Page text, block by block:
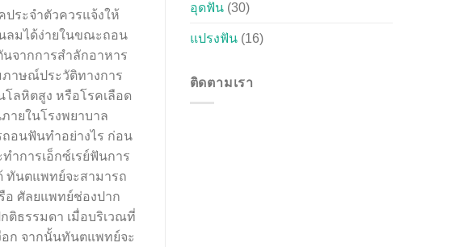
ระจำตัวควรแจ้งให้
ลมได้ง่ายในขณะถอน
จากการสำลักอาหาร
าษณ์ประวัติทางการ
ลหิตสูง หรือโรคเลือด
ายในโรงพยาบาล
อนฟันทำอย่างไร ก่อน
ำการเอ็กซ์เรย์ฟันการ
ทันตแพทย์จะสามารถ
อ ศัลยแพทย์ช่องปาก
ธรรมดา เมื่อบริเวณที่
อก จากนั้นทันตแพทย์จะ
อุดฟัน(30)
แปรงฟัน(16)
ติดตามเรา